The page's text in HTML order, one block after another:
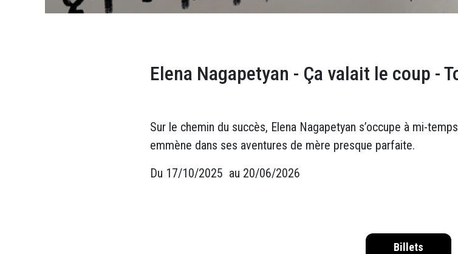
Elena Nagapetyan - Ça valait le coup -
Sur le chemin du succès, Elena Nagapetyan s’occupe à mi-
emmène dans ses aventures de mère presque parfaite.
Du 17/10/2025 au 20/06/2026
Billets